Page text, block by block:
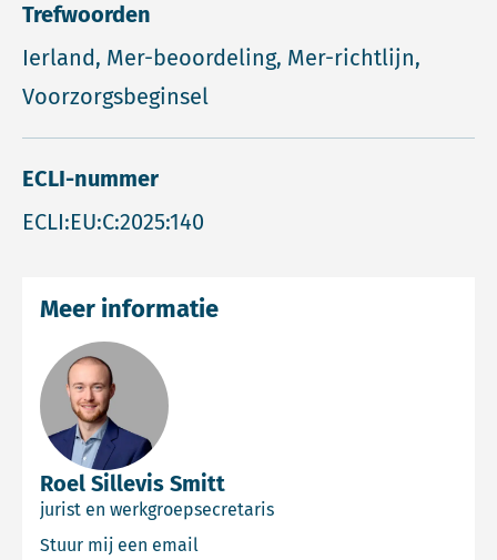
Trefwoorden
Ierland, Mer-beoordeling, Mer-richtlijn,
Voorzorgsbeginsel
ECLI-nummer
ECLI:EU:C:2025:140
Roel Sillevis Smitt
jurist en werkgroepsecretaris
Stuur mij een email
Meer informatie